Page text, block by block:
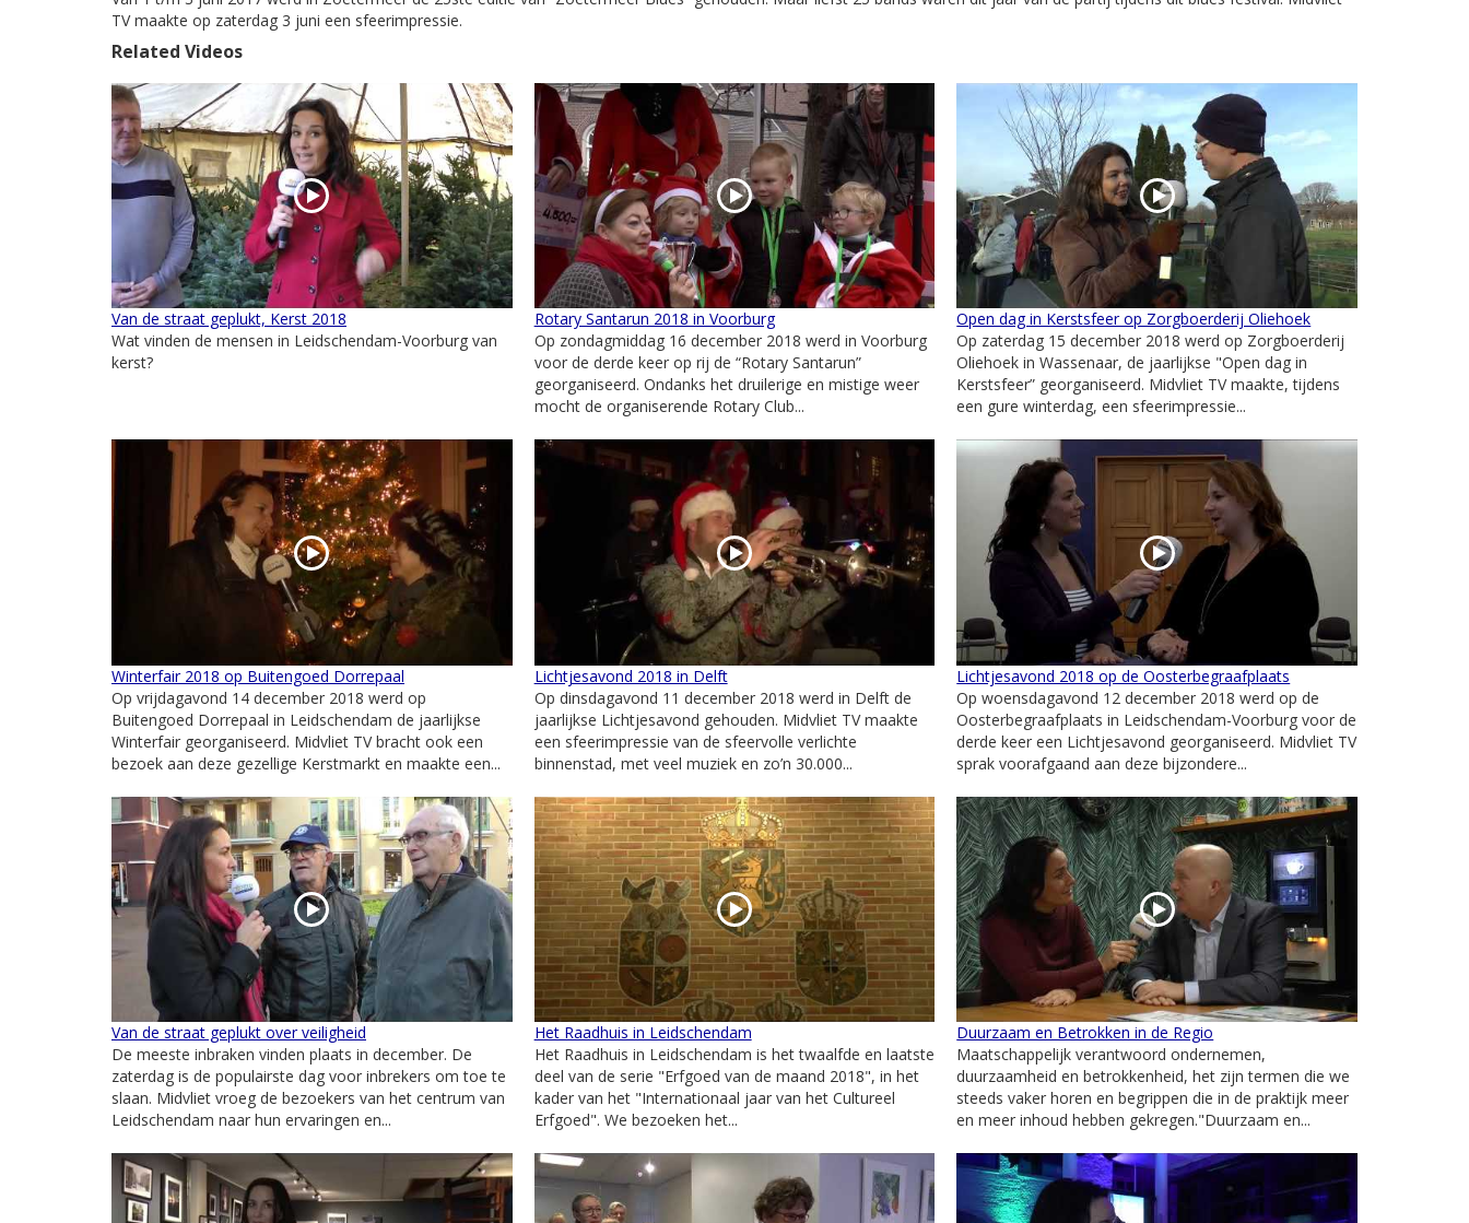
TV maakte op zaterdag 3 juni een sfeerimpressie.
Related Videos
Van de straat geplukt, Kerst 2018
Wat vinden de mensen in Leidschendam-Voorburg van
kerst?
Rotary Santarun 2018 in Voorburg
Op zondagmiddag 16 december 2018 werd in Voorburg
voor de derde keer op rij de “Rotary Santarun”
georganiseerd. Ondanks het druilerige en mistige weer
mocht de organiserende Rotary Club...
Open dag in Kerstsfeer op Zorgboerderij Oliehoek
Op zaterdag 15 december 2018 werd op Zorgboerderij
Oliehoek in Wassenaar, de jaarlijkse "Open dag in
Kerstsfeer” georganiseerd. Midvliet TV maakte, tijdens
een gure winterdag, een sfeerimpressie...
Winterfair 2018 op Buitengoed Dorrepaal
Op vrijdagavond 14 december 2018 werd op
Buitengoed Dorrepaal in Leidschendam de jaarlijkse
Winterfair georganiseerd. Midvliet TV bracht ook een
bezoek aan deze gezellige Kerstmarkt en maakte een...
Lichtjesavond 2018 in Delft
Op dinsdagavond 11 december 2018 werd in Delft de
jaarlijkse Lichtjesavond gehouden. Midvliet TV maakte
een sfeerimpressie van de sfeervolle verlichte
binnenstad, met veel muziek en zo’n 30.000...
Lichtjesavond 2018 op de Oosterbegraafplaats
Op woensdagavond 12 december 2018 werd op de
Oosterbegraafplaats in Leidschendam-Voorburg voor de
derde keer een Lichtjesavond georganiseerd. Midvliet TV
sprak voorafgaand aan deze bijzondere...
Van de straat geplukt over veiligheid
De meeste inbraken vinden plaats in december. De
zaterdag is de populairste dag voor inbrekers om toe te
slaan. Midvliet vroeg de bezoekers van het centrum van
Leidschendam naar hun ervaringen en...
Het Raadhuis in Leidschendam
Het Raadhuis in Leidschendam is het twaalfde en laatste
deel van de serie "Erfgoed van de maand 2018", in het
kader van het "Internationaal jaar van het Cultureel
Erfgoed". We bezoeken het...
Duurzaam en Betrokken in de Regio
Maatschappelijk verantwoord ondernemen,
duurzaamheid en betrokkenheid, het zijn termen die we
steeds vaker horen en begrippen die in de praktijk meer
en meer inhoud hebben gekregen."Duurzaam en...